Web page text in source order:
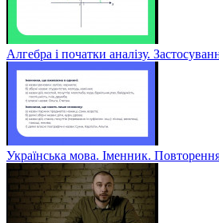
Алгебра і початки аналізу.
Українська мова. Іменник.